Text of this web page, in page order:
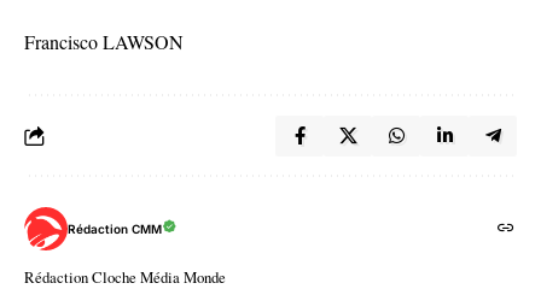
Francisco LAWSON
Rédaction CMM
Rédaction Cloche Média Monde